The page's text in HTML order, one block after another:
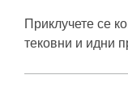
Приклучете се
тековни и идни